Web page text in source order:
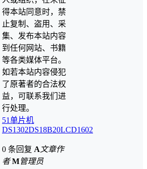
得本站同意时，禁
止复制、盗用、采
集、发布本站内容
到任何网站、书籍
等各类媒体平台。
如若本站内容侵犯
了原著者的合法权
益，可联系我们进
行处理。
51单片机
DS1302DS18B20LCD1602
0 条回复 A 文章作
者 M管理员